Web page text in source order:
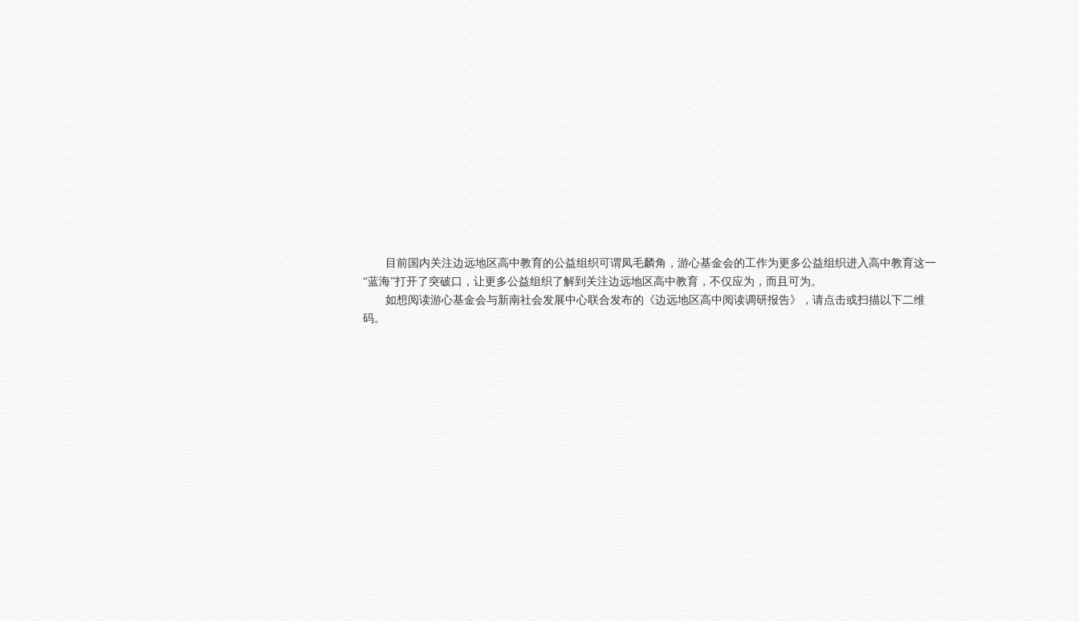
目前国内关注边远地区高中教育的公益组织可谓凤毛麟角，游心基金会的工作为更多公益组织进入高中教育这一
“蓝海”打开了突破口，让更多公益组织了解到关注边远地区高中教育，不仅应为，而且可为。
如想阅读游心基金会与新南社会发展中心联合发布的《边远地区高中阅读调研报告》，请点击或扫描以下二维
码。